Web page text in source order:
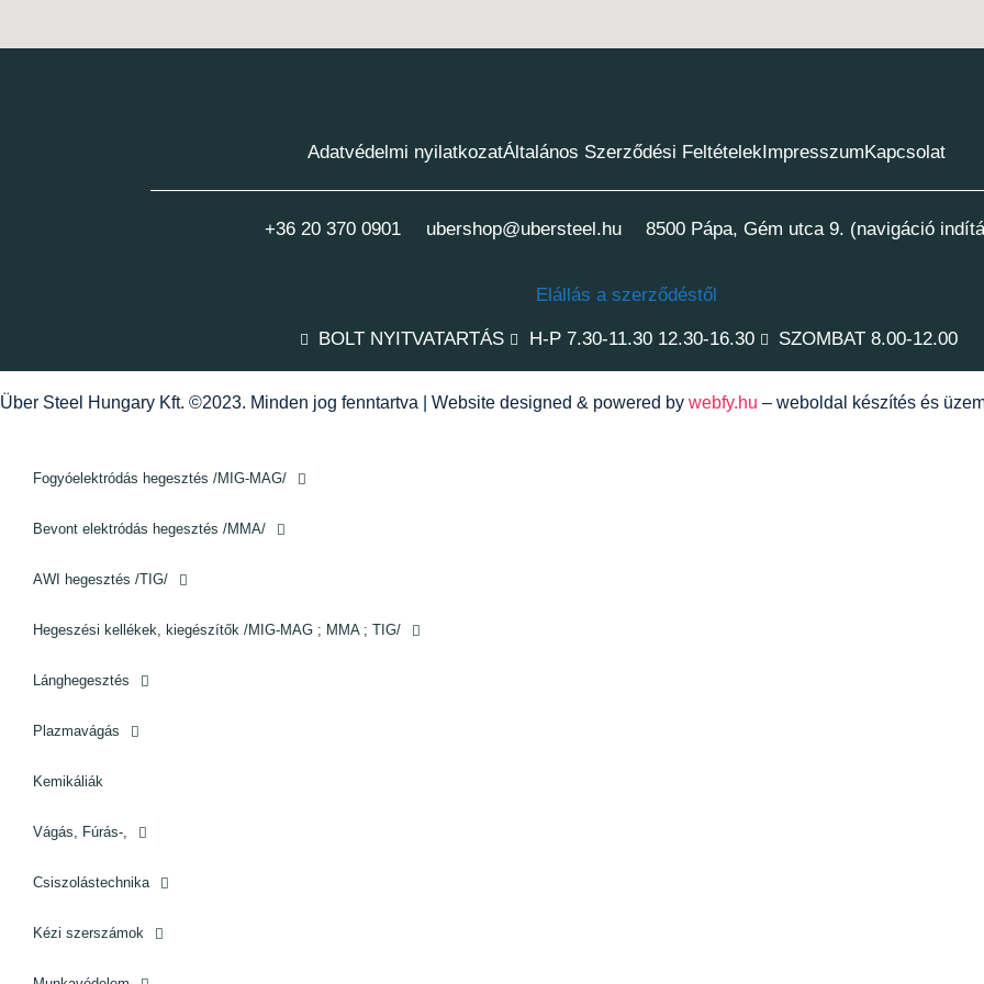
Adatvédelmi nyilatkozatÁltalános Szerződési FeltételekImpresszum Kapcsolat
+36 20 370 0901 ubershop@ubersteel.hu 8500 Pápa, Gém utca 9. (navigáció
Elállás a szerződéstől
BOLT NYITVATARTÁS H-P 7.30-11.30 12.30-16.30 SZOMBAT 8.00-12.00
Über Steel Hungary Kft. ©2023. Minden jog fenntartva | Website designed & powered by webfy.hu – weboldal készítés és
Fogyóelektródás hegesztés /MIG-MAG/
Bevont elektródás hegesztés /MMA/
AWI hegesztés /TIG/
Hegeszési kellékek, kiegészítők /MIG-MAG ; MMA ; TIG/
Lánghegesztés
Plazmavágás
Kemikáliák
Vágás, Fúrás-,
Csiszolástechnika
Kézi szerszámok